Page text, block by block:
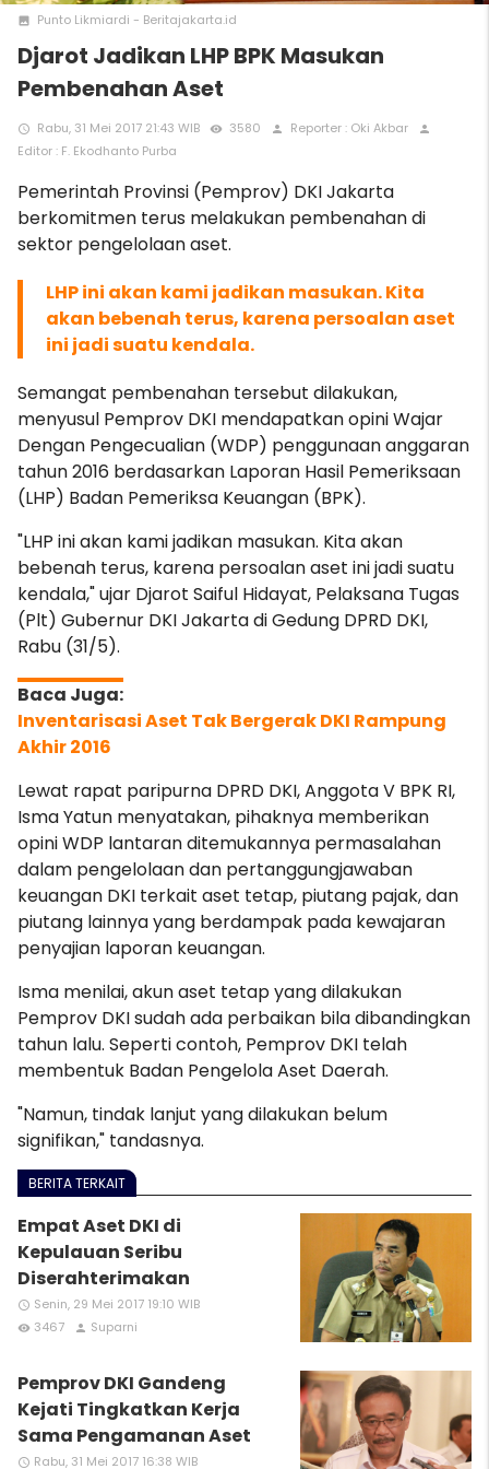
photo Punto Likmiardi - Beritajakarta.id
Djarot Jadikan LHP BPK Masukan
Pembenahan Aset
access_time Rabu, 31 Mei 2017 21:43 WIB remove_red_eye 3580 person Reporter : Oki Akbar person
Editor : F. Ekodhanto Purba
Pemerintah Provinsi (Pemprov) DKI Jakarta
berkomitmen terus melakukan pembenahan di
sektor pengelolaan aset.
LHP ini akan kami jadikan masukan. Kita
akan bebenah terus, karena persoalan aset
ini jadi suatu kendala.
Semangat pembenahan tersebut dilakukan,
menyusul Pemprov DKI mendapatkan opini Wajar
Dengan Pengecualian (WDP) penggunaan anggaran
tahun 2016 berdasarkan Laporan Hasil Pemeriksaan
(LHP) Badan Pemeriksa Keuangan (BPK).
"LHP ini akan kami jadikan masukan. Kita akan
bebenah terus, karena persoalan aset ini jadi suatu
kendala," ujar Djarot Saiful Hidayat, Pelaksana Tugas
(Plt) Gubernur DKI Jakarta di Gedung DPRD DKI,
Rabu (31/5).
Inventarisasi Aset Tak Bergerak DKI Rampung
Akhir 2016
Lewat rapat paripurna DPRD DKI, Anggota V BPK RI,
Isma Yatun menyatakan, pihaknya memberikan
opini WDP lantaran ditemukannya permasalahan
dalam pengelolaan dan pertanggungjawaban
keuangan DKI terkait aset tetap, piutang pajak, dan
piutang lainnya yang berdampak pada kewajaran
penyajian laporan keuangan.
Isma menilai, akun aset tetap yang dilakukan
Pemprov DKI sudah ada perbaikan bila dibandingkan
tahun lalu. Seperti contoh, Pemprov DKI telah
membentuk Badan Pengelola Aset Daerah.
"Namun, tindak lanjut yang dilakukan belum
signifikan," tandasnya.
BERITA TERKAIT
Empat Aset DKI di
Kepulauan Seribu
Diserahterimakan
access_time Senin, 29 Mei 2017 19:10 WIB
remove_red_eye 3467 person Suparni
Pemprov DKI Gandeng
Kejati Tingkatkan Kerja
Sama Pengamanan Aset
access_time Rabu, 31 Mei 2017 16:38 WIB